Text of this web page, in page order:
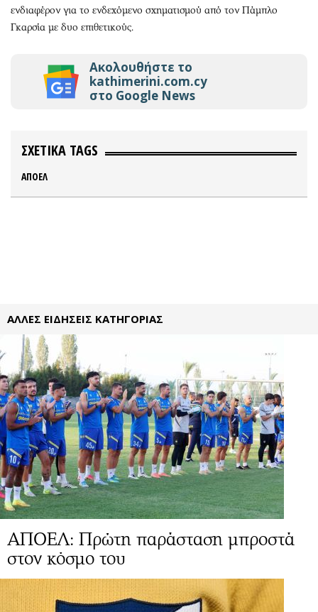
ενδιαφέρον για το ενδεχόμενο σχηματισμού από τον Πάμπλο
Γκαρσία με δυο επιθετικούς.
Ακολουθήστε το
kathimerini.com.cy
στο Google News
ΣΧΕΤΙΚΑ TAGS
ΑΠΟΕΛ
ΑΛΛΕΣ ΕΙΔΗΣΕΙΣ ΚΑΤΗΓΟΡΙΑΣ
ΑΠΟΕΛ: Πρώτη παράσταση μπροστά
στον κόσμο του